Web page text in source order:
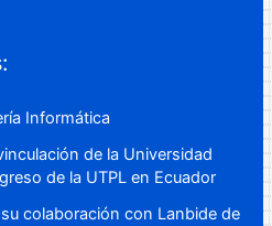
Informática
de la Universidad
de la UTPL en Ecuador
colaboración con Lanbide de